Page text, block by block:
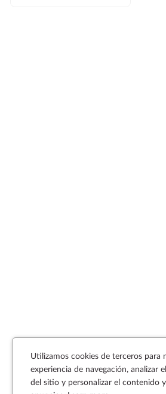
Utilizamos cookies de terceros para
experiencia de navegación, analizar
del sitio y personalizar el contenido